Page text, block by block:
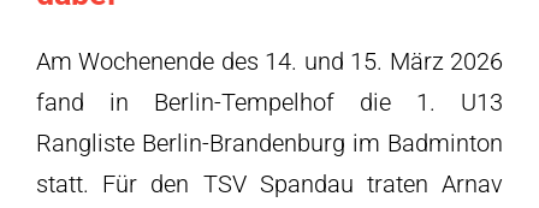
Am Wochenende des 14. und 15. März 2026
fand in Berlin-Tempelhof die 1. U13
Rangliste Berlin-Brandenburg im Badminton
statt. Für den TSV Spandau traten Arnav